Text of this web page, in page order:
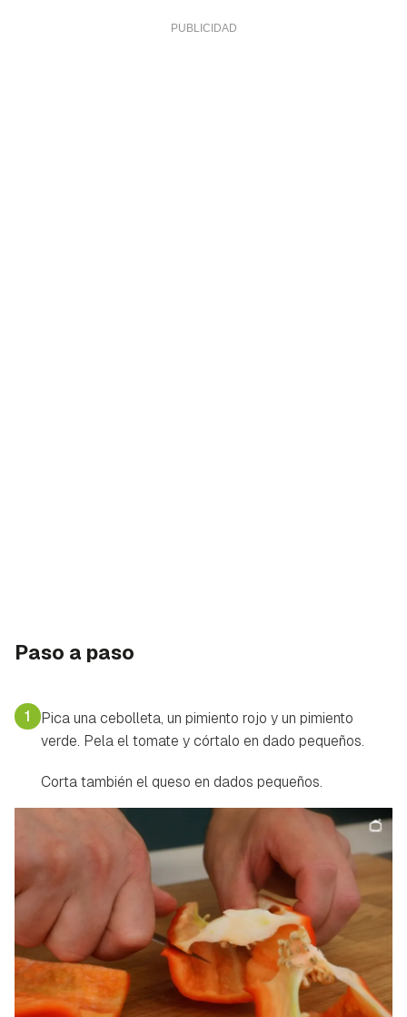
Paso a paso
1
Pica una cebolleta, un pimiento rojo y un pimiento
verde. Pela el tomate y córtalo en dado pequeños.
Corta también el queso en dados pequeños.